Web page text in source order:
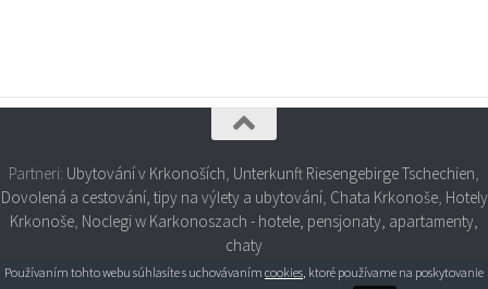
Partneri: Ubytování v Krkonoších Unterkunft Riesengebirge Tschechien
Dovolená a cestování, tipy na výlety a ubytování, Chata Krkonoše, Hotely
Krkonoše Noclegi w Karkonoszach - hotele, pensjonaty, apartamenty,
chaty
Používaním tohto webu súhlasíte s uchovávaním cookies, ktoré používame na poskytovanie